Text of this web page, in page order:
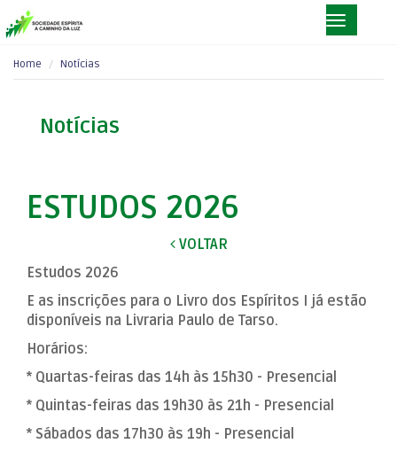
Home Notícias
Notícias
ESTUDOS 2026
VOLTAR
Estudos 2026
E as inscrições para o Livro dos Espíritos I já estão
disponíveis na Livraria Paulo de Tarso.
Horários:
* Quartas-feiras das 14h às 15h30 - Presencial
* Quintas-feiras das 19h30 às 21h - Presencial
* Sábados das 17h30 às 19h - Presencial